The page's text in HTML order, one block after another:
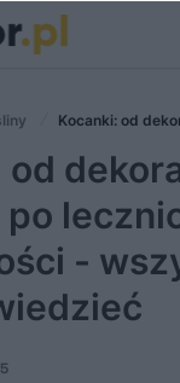
Kocanki: od
- wszystko, co musisz
od
-